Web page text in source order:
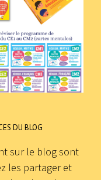
DU BLOG
sur le blog sont
les partager et